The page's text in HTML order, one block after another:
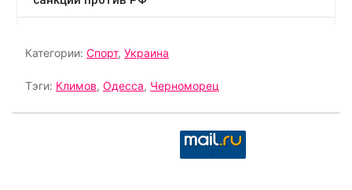
Категории: Спорт, Украина
Тэги: Климов, Одесса, Черноморец